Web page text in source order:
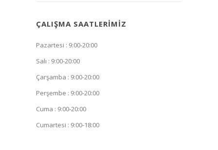
ÇALIŞMA SAATLERIMIZ
Pazartesi : 9:00-20:00
Salı : 9:00-20:00
Çarşamba : 9:00-20:00
Perşembe : 9:00-20:00
Cuma : 9:00-20:00
Cumartesi : 9:00-18:00